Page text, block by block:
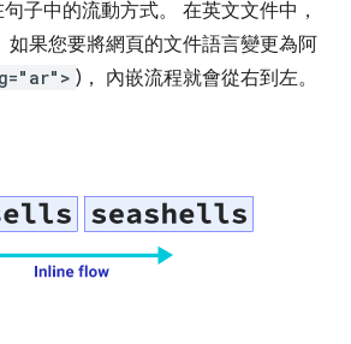
子中的流動方式。 在英文文件中，
如果您要將網頁的文件語言變更為阿
)， 內嵌流程就會從右到左。